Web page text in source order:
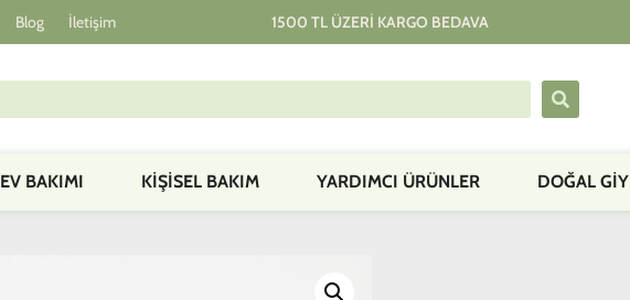
Blog İletişim 1500 TL ÜZERI KARGO BEDAVA
EV BAKIMI KIŞISEL BAKIM YARDIMCI ÜRÜNLER DOĞAL